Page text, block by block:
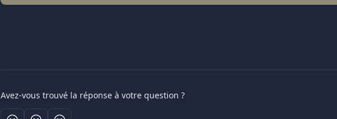
Avez-vous trouvé la réponse à votre question ?